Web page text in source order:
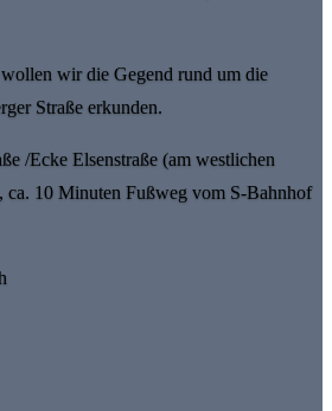
wir die Gegend rund um die
Straße erkunden.
/Ecke Elsenstraße (am westlichen
ca. 10 Minuten Fußweg vom S-Bahnhof